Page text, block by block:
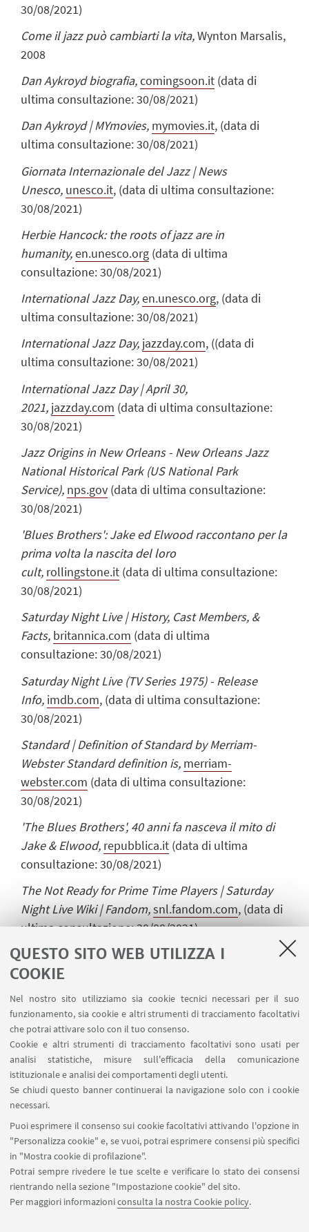
QUESTO SITO WEB UTILIZZA I
COOKIE
Nel nostro sito utilizziamo sia cookie tecnici necessari per il suo
funzionamento, sia cookie e altri strumenti di tracciamento facoltativi
che potrai attivare solo con il tuo consenso.
Cookie e altri strumenti di tracciamento facoltativi sono usati per
analisi statistiche, misure sull'efficacia della comunicazione
istituzionale e analisi dei comportamenti degli utenti.
Se chiudi questo banner continuerai la navigazione solo con i cookie
necessari.
Puoi esprimere il consenso sui cookie facoltativi attivando l'opzione in
"Personalizza cookie" e, se vuoi, potrai esprimere consensi più specifici
in "Mostra cookie di profilazione".
Potrai sempre rivedere le tue scelte e verificare lo stato dei consensi
rientrando nella sezione "Impostazione cookie" del sito.
Per maggiori informazioniconsulta la nostra Cookie policy.
30/08/2021)
Come il jazz può cambiarti la vita,Wynton Marsalis,
2008
Dan Aykroyd biografia,comingsoon.it (data di
ultima consultazione: 30/08/2021)
Dan Aykroyd | MYmovies, mymovies.it, (data di
ultima consultazione: 30/08/2021)
Giornata Internazionale del Jazz | News
Unesco, unesco.it, (data di ultima consultazione:
30/08/2021)
Herbie Hancock: the roots of jazz are in
humanity,en.unesco.org (data di ultima
consultazione: 30/08/2021)
International Jazz Day,en.unesco.org, (data di
ultima consultazione: 30/08/2021)
International Jazz Day, jazzday.com, ((data di
ultima consultazione: 30/08/2021)
International Jazz Day | April 30,
2021, jazzday.com (data di ultima consultazione:
30/08/2021)
Jazz Origins in New Orleans - New Orleans Jazz
National Historical Park (US National Park
Service), nps.gov (data di ultima consultazione:
30/08/2021)
'Blues Brothers': Jake ed Elwood raccontano per la
prima volta la nascita del loro
cult, rollingstone.it (data di ultima consultazione:
30/08/2021)
Saturday Night Live | History, Cast Members, &
Facts, britannica.com (data di ultima
consultazione: 30/08/2021)
Saturday Night Live (TV Series 1975) - Release
Info, imdb.com, (data di ultima consultazione:
30/08/2021)
Standard | Definition of Standard by Merriam-
Webster Standard definition is, merriam-
webster.com (data di ultima consultazione:
30/08/2021)
'The Blues Brothers', 40 anni fa nasceva il mito di
Jake & Elwood, repubblica.it (data di ultima
consultazione: 30/08/2021)
The Not Ready for Prime Time Players | Saturday
Night Live Wiki | Fandom,snl.fandom.com, (data di
ultima consultazione: 30/08/2021)
John Belushi: da outsider a star. Tra luci e ombre
ecco la vera storia della vita del grande attore e
showman,
virginradio.it
(data di ultima
consultazione: 30/08/2021)
Come nacque il mito dei Blues
Brothers,agi.it
(data di ultima consultazione:
30/08/2021)
WHERE ARE THEY NOW: Every Cast Member of
'SNL',
insider.com
(data di ultima consultazione:
30/08/2021)